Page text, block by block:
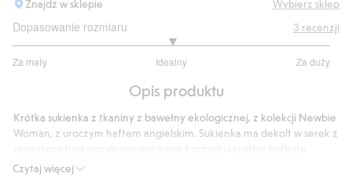
Znajdź w sklepie
Wybierz sklep
Dopasowanie rozmiaru
Za mały Idealny Za duży
na
3
głosów
3 recenzji
Opis produktu
Czytaj więcej
Krótka sukienka z tkaniny z bawełny ekologicznej, z kolekcji Newbie
Woman, z uroczym haftem angielskim. Sukienka ma dekolt w serek z
rękawy zakończone gumką. Guma na plecach zapewnia